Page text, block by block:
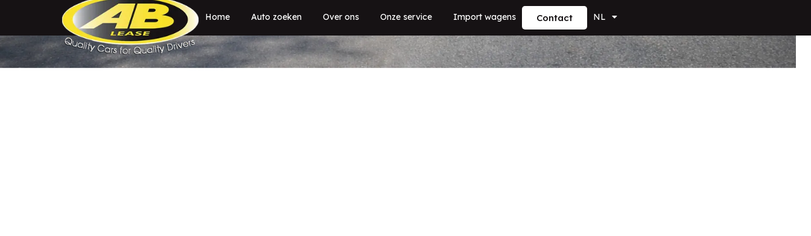
Home Auto zoeken Over ons Onze service Import wagens Contact NL